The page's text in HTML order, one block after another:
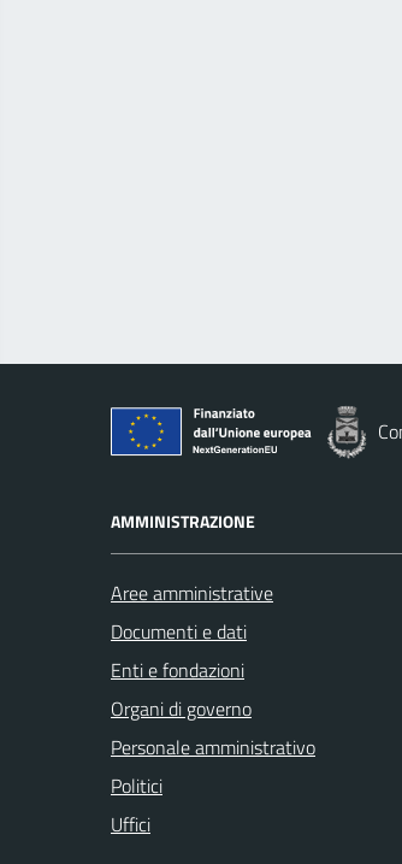
AMMINISTRAZIONE
Aree amministrative
Documenti e dati
Enti e fondazioni
Organi di governo
Personale amministrativo
Politici
Uffici